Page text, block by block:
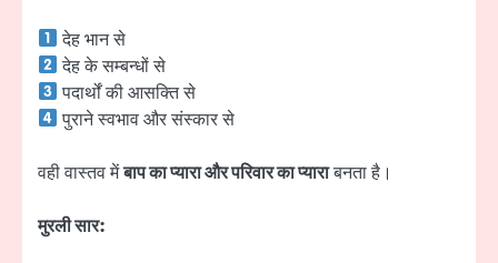
देह भान से
देह के सम्बन्धों से
पदार्थों की आसक्ति से
पुराने स्वभाव और संस्कार से
वही वास्तव मेंबाप का प्यारा और परिवार का प्याराबनता है।
मुरली सार: